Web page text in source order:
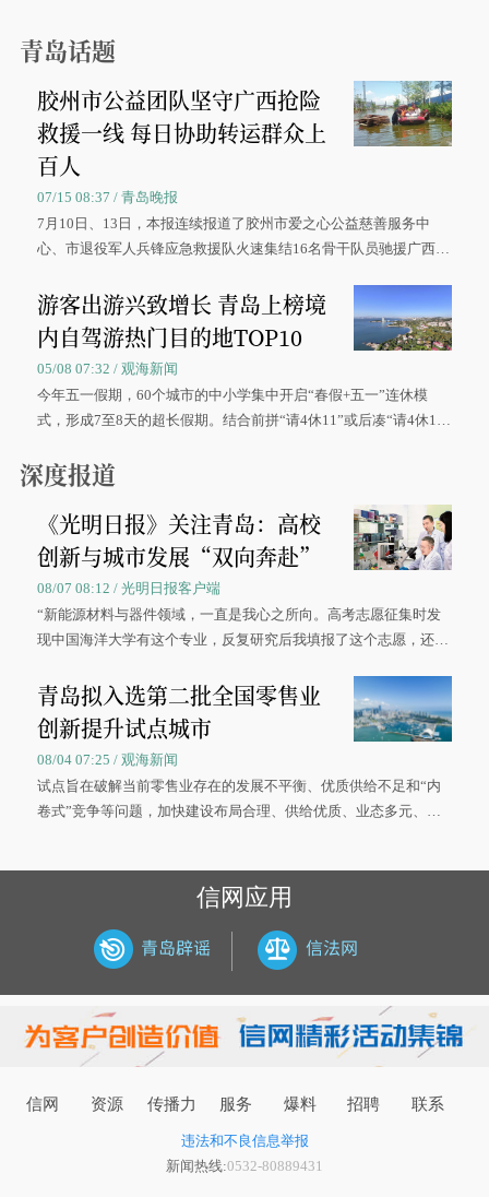
青岛话题
胶州市公益团队坚守广西抢险
救援一线 每日协助转运群众上
百人
07/15 08:37 / 青岛晚报
7月10日、13日，本报连续报道了胶州市爱之心公益慈善服务中
心、市退役军人兵锋应急救援队火速集结16名骨干队员驰援广西灾
游客出游兴致增长 青岛上榜境
内自驾游热门目的地TOP10
05/08 07:32 / 观海新闻
今年五一假期，60个城市的中小学集中开启“春假+五一”连休模
式，形成7至8天的超长假期。结合前拼“请4休11”或后凑“请4休1
深度报道
《光明日报》关注青岛：高校
创新与城市发展“双向奔赴”
08/07 08:12 / 光明日报客户端
“新能源材料与器件领域，一直是我心之所向。高考志愿征集时发
现中国海洋大学有这个专业，反复研究后我填报了这个志愿，还真
大学材料科学与工程学院材料类专业的录取通知书。
青岛拟入选第二批全国零售业
创新提升试点城市
08/04 07:25 / 观海新闻
试点旨在破解当前零售业存在的发展不平衡、优质供给不足和“内
卷式”竞争等问题，加快建设布局合理、供给优质、业态多元、智
信网应用
信网 资源 传播力 服务 爆料 招聘 联系
违法和不良信息举报
新闻热线:0532-80889431